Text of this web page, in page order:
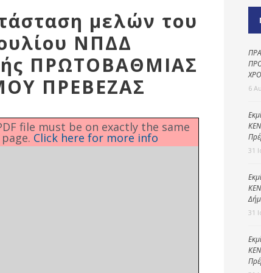
Γραφείο εσόδων
προστασία
μελών του
ΝΠΔΔ
ΠΡΩΤΟΒΑΘΜΙΑΣ
ΠΡΕΒΕΖΑΣ
file must be on exactly the same
Click here for more info
6
31
31